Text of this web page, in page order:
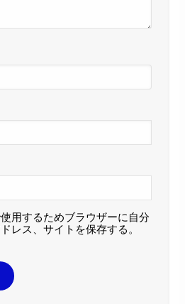
用するためブラウザーに自分
レス、サイトを保存する。